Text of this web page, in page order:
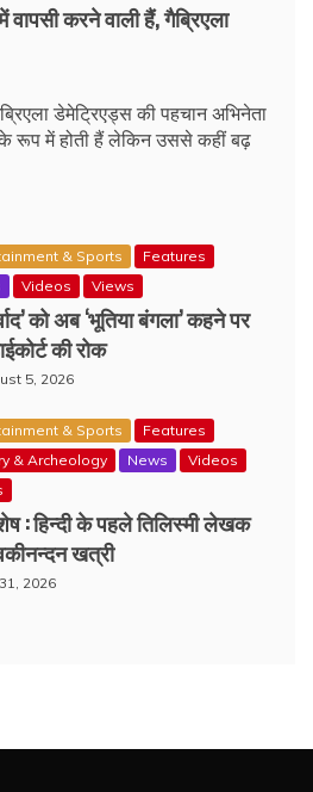
वापसी करने वाली हैं, गैब्रिएला
डेमेट्रिएड्स की पहचान अभिनेता
के रूप में होती हैं लेकिन उससे कहीं बढ़
& Sports
Features
Videos Views
को अब ‘भूतिया बंगला’ कहने पर
की रोक
5, 2026
& Sports
Features
& Archeology
News
Videos
शेष : हिन्दी के पहले तिलिस्मी लेखक
खत्री
2026